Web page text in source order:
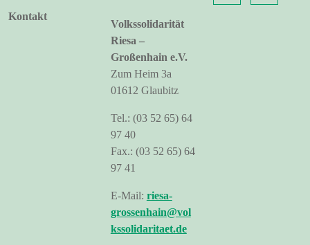
Kontakt
Volkssolidarität
Riesa –
Großenhain e.V.
Zum Heim 3a
01612 Glaubitz
Tel.: (03 52 65) 64
97 40
Fax.: (03 52 65) 64
97 41
E-Mail: riesa-
grossenhain@vol
kssolidaritaet.de